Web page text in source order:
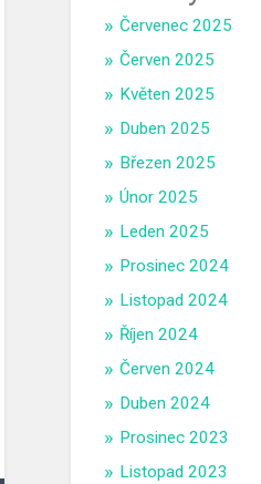
Červenec 2025
Červen 2025
Květen 2025
Duben 2025
Březen 2025
Únor 2025
Leden 2025
Prosinec 2024
Listopad 2024
Říjen 2024
Červen 2024
Duben 2024
Prosinec 2023
Listopad 2023